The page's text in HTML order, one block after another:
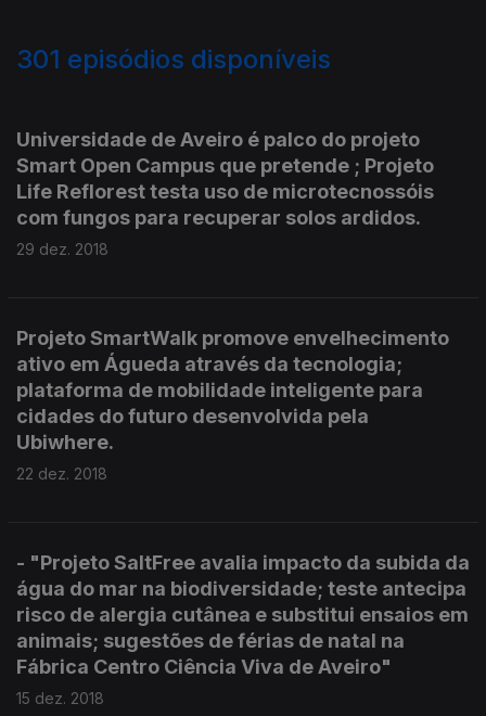
301 episódios disponíveis
Universidade de Aveiro é palco do projeto
Smart Open Campus que pretende ; Projeto
Life Reflorest testa uso de microtecnossóis
com fungos para recuperar solos ardidos.
29 dez. 2018
Projeto SmartWalk promove envelhecimento
ativo em Águeda através da tecnologia;
plataforma de mobilidade inteligente para
cidades do futuro desenvolvida pela
Ubiwhere.
22 dez. 2018
- "Projeto SaltFree avalia impacto da subida da
água do mar na biodiversidade; teste antecipa
risco de alergia cutânea e substitui ensaios em
animais; sugestões de férias de natal na
Fábrica Centro Ciência Viva de Aveiro"
15 dez. 2018